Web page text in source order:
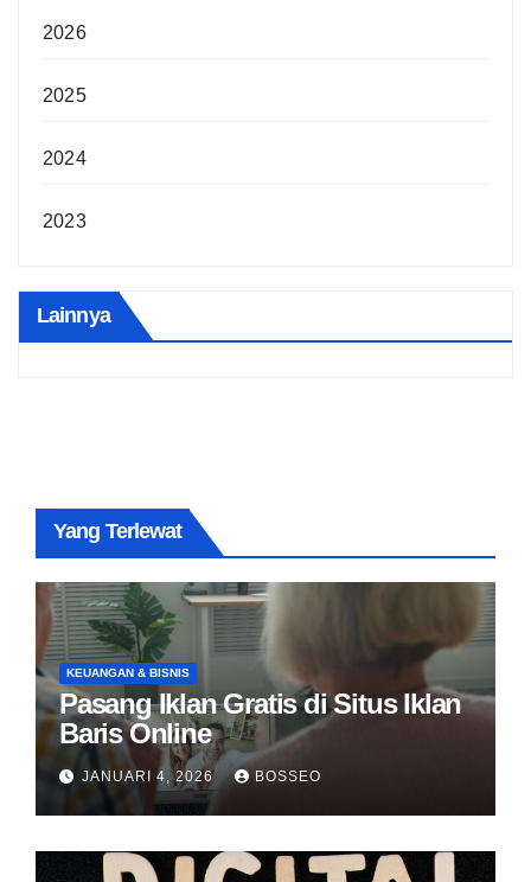
2026
2025
2024
2023
Lainnya
Yang Terlewat
KEUANGAN & BISNIS
Pasang Iklan Gratis di Situs Iklan
Baris Online
JANUARI 4, 2026 BOSSEO